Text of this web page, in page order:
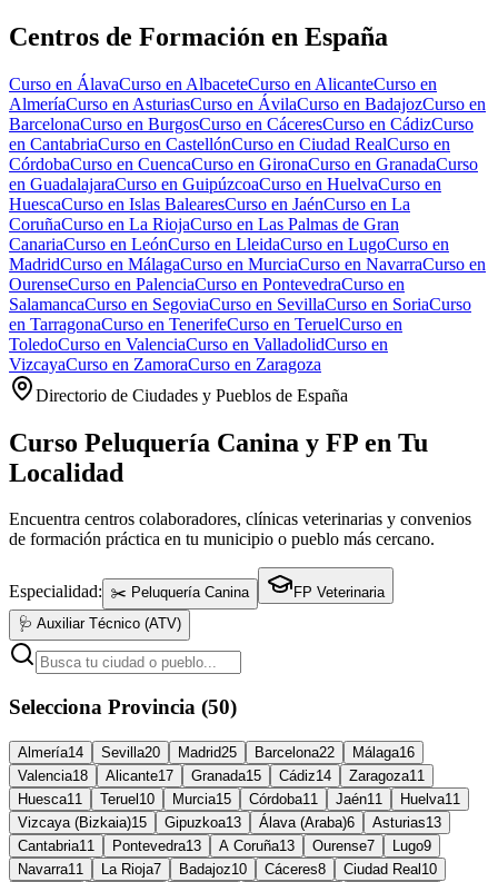
Centros de Formación en España
Curso en ÁlavaCurso en AlbaceteCurso en AlicanteCurso en
AlmeríaCurso en AsturiasCurso en ÁvilaCurso en BadajozCurso en
BarcelonaCurso en BurgosCurso en CáceresCurso en CádizCurso
en CantabriaCurso en CastellónCurso en Ciudad RealCurso en
CórdobaCurso en CuencaCurso en GironaCurso en GranadaCurso
en GuadalajaraCurso en GuipúzcoaCurso en HuelvaCurso en
HuescaCurso en Islas BalearesCurso en JaénCurso en La
CoruñaCurso en La RiojaCurso en Las Palmas de Gran
CanariaCurso en LeónCurso en LleidaCurso en LugoCurso en
MadridCurso en MálagaCurso en MurciaCurso en NavarraCurso en
OurenseCurso en PalenciaCurso en PontevedraCurso en
SalamancaCurso en SegoviaCurso en SevillaCurso en SoriaCurso
en TarragonaCurso en TenerifeCurso en TeruelCurso en
ToledoCurso en ValenciaCurso en ValladolidCurso en
VizcayaCurso en ZamoraCurso en Zaragoza
Directorio de Ciudades y Pueblos de España
Curso Peluquería Canina y FP en Tu
Localidad
Encuentra centros colaboradores, clínicas veterinarias y convenios
de formación práctica en tu municipio o pueblo más cercano.
Especialidad: ✂️ Peluquería Canina
FP Veterinaria
🩺 Auxiliar Técnico (ATV)
Selecciona Provincia (50)
Almería14 Sevilla20 Madrid25 Barcelona22 Málaga16
Valencia18 Alicante17 Granada15 Cádiz14 Zaragoza11
Huesca11 Teruel 10 Murcia15 Córdoba11 Jaén11 Huelva11
Vizcaya (Bizkaia)15 Gipuzkoa13 Álava (Araba)6 Asturias13
Cantabria11 Pontevedra13 A Coruña13 Ourense7 Lugo9
Navarra11 La Rioja7 Badajoz10 Cáceres8 Ciudad Real 10